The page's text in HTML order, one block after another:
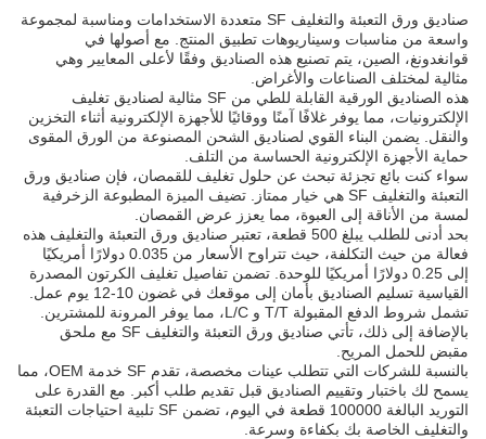
صناديق ورق التعبئة والتغليف SF متعددة الاستخدامات ومناسبة لمجموعة
واسعة من مناسبات وسيناريوهات تطبيق المنتج. مع أصولها في
قوانغدونغ، الصين، يتم تصنيع هذه الصناديق وفقًا لأعلى المعايير وهي
مثالية لمختلف الصناعات والأغراض.
هذه الصناديق الورقية القابلة للطي من SF مثالية لصناديق تغليف
الإلكترونيات، مما يوفر غلافًا آمنًا ووقائيًا للأجهزة الإلكترونية أثناء التخزين
والنقل. يضمن البناء القوي لصناديق الشحن المصنوعة من الورق المقوى
حماية الأجهزة الإلكترونية الحساسة من التلف.
سواء كنت بائع تجزئة تبحث عن حلول تغليف للقمصان، فإن صناديق ورق
التعبئة والتغليف SF هي خيار ممتاز. تضيف الميزة المطبوعة الزخرفية
لمسة من الأناقة إلى العبوة، مما يعزز عرض القمصان.
بحد أدنى للطلب يبلغ 500 قطعة، تعتبر صناديق ورق التعبئة والتغليف هذه
فعالة من حيث التكلفة، حيث تتراوح الأسعار من 0.035 دولارًا أمريكيًا
إلى 0.25 دولارًا أمريكيًا للوحدة. تضمن تفاصيل تغليف الكرتون المصدرة
القياسية تسليم الصناديق بأمان إلى موقعك في غضون 10-12 يوم عمل.
تشمل شروط الدفع المقبولة T/T و L/C، مما يوفر المرونة للمشترين.
بالإضافة إلى ذلك، تأتي صناديق ورق التعبئة والتغليف SF مع ملحق
مقبض للحمل المريح.
بالنسبة للشركات التي تتطلب عينات مخصصة، تقدم SF خدمة OEM، مما
يسمح لك باختبار وتقييم الصناديق قبل تقديم طلب أكبر. مع القدرة على
التوريد البالغة 100000 قطعة في اليوم، تضمن SF تلبية احتياجات التعبئة
والتغليف الخاصة بك بكفاءة وسرعة.